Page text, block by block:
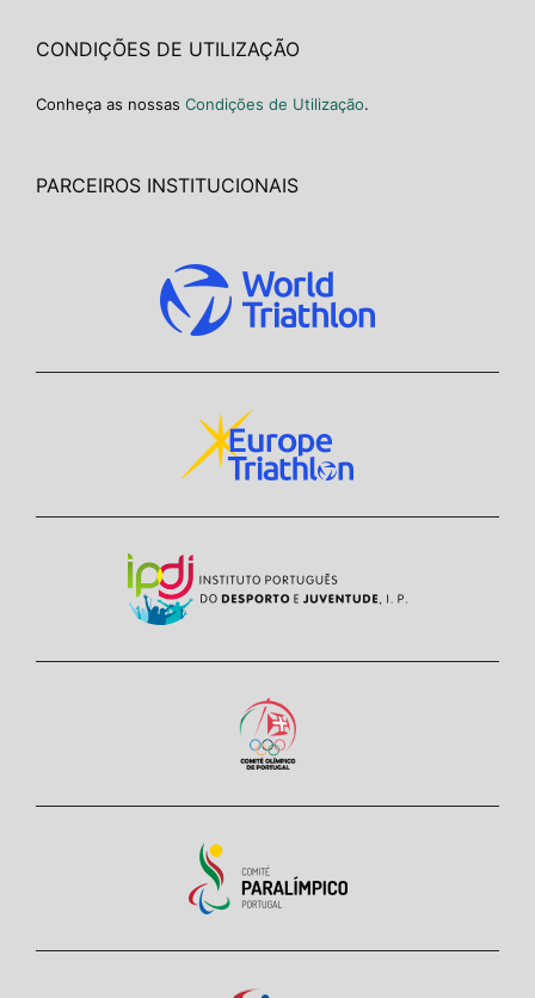
CONDIÇÕES DE UTILIZAÇÃO
Conheça as nossas Condições de Utilização.
PARCEIROS INSTITUCIONAIS